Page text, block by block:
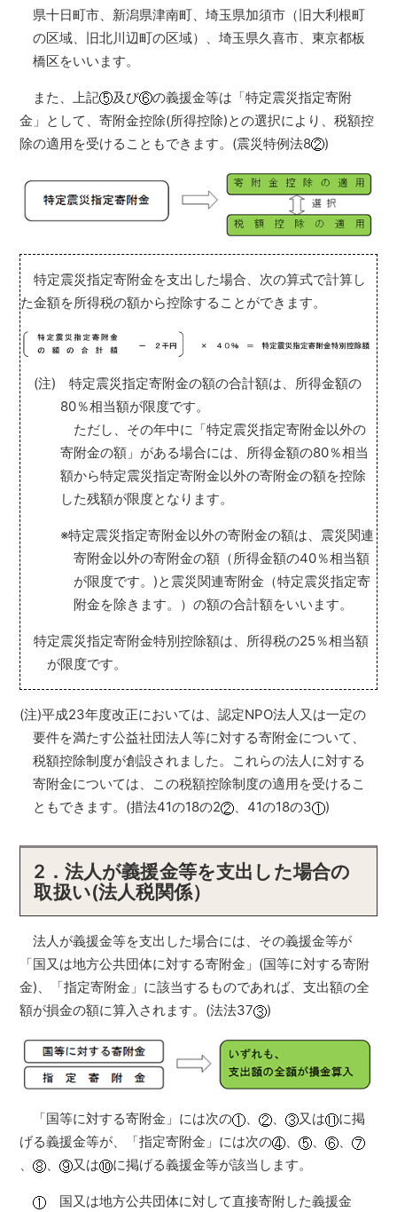
県十日町市、新潟県津南町、埼玉県加須市（旧大利根町
の区域、旧北川辺町の区域）、埼玉県久喜市、東京都板
橋区をいいます。
また、上記 及び
の義援金等は「特定震災指定寄附
金」として、寄附金控除(所得控除)との選択により、税額控
除の適用を受けることもできます。(震災特例法8
)
特定震災指定寄附金を支出した場合、次の算式で計算し
た金額を所得税の額から控除することができます。
(注) 特定震災指定寄附金の額の合計額は、所得金額の
80％相当額が限度です。
ただし、その年中に「特定震災指定寄附金以外の
寄附金の額」がある場合には、所得金額の80％相当
額から特定震災指定寄附金以外の寄附金の額を控除
した残額が限度となります。
※特定震災指定寄附金以外の寄附金の額は、震災関連
寄附金以外の寄附金の額（所得金額の40％相当額
が限度です。)と震災関連寄附金（特定震災指定寄
附金を除きます。）の額の合計額をいいます。
特定震災指定寄附金特別控除額は、所得税の25％相当額
が限度です。
(注)平成23年度改正においては、認定NPO法人又は一定の
要件を満たす公益社団法人等に対する寄附金について、
税額控除制度が創設されました。これらの法人に対する
寄附金については、この税額控除制度の適用を受けるこ
ともできます。(措法41の18の2
、41の18の3 )
2．法人が義援金等を支出した場合の
取扱い(法人税関係）
法人が義援金等を支出した場合には、その義援金等が
「国又は地方公共団体に対する寄附金」(国等に対する寄附
金)、「指定寄附金」に該当するものであれば、支出額の全
額が損金の額に算入されます。(法法37
)
「国等に対する寄附金」には次の 、 、 又は
に掲
げる義援金等が、「指定寄附金」には次の
、 、
、
、
、 又は に掲げる義援金等が該当します。
国又は地方公共団体に対して直接寄附した義援金